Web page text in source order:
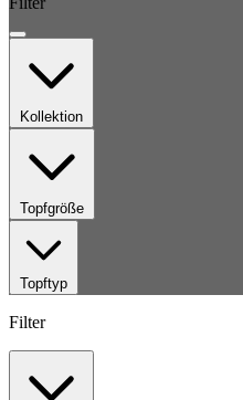
Kollektion
Topfgröße
Topftyp
Filter